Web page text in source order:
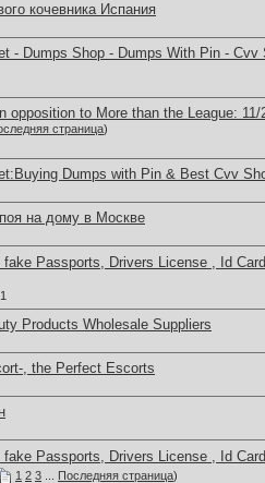
кочевника Испания
- Dumps Shop - Dumps With Pin -
opposition to More than the League: 11/
страница)
Dumps with Pin & Best Cvv
на дому в Москве
fake Passports, Drivers License , Id
Products Wholesale Suppliers
, the Perfect Escorts
fake Passports, Drivers License , Id
1 2 3 Последняя страница)